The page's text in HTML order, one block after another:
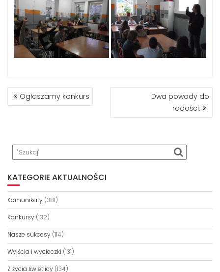
NAWIGACJA
WPISU
Ogłaszamy konkurs
Dwa powody do
radości.
KATEGORIE AKTUALNOŚCI
Komunikaty (381)
Konkursy (132)
Nasze sukcesy (114)
Wyjścia i wycieczki (131)
Z życia świetlicy (134)